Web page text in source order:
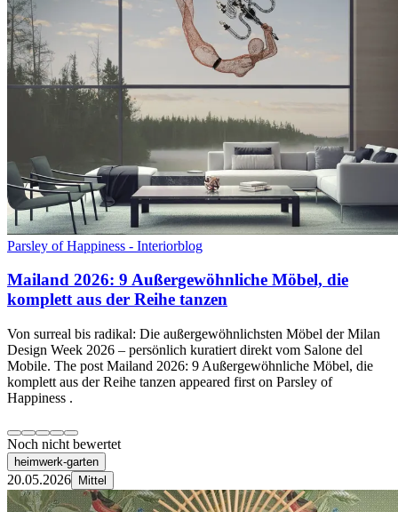
Parsley of Happiness - Interiorblog
Mailand 2026: 9 Außergewöhnliche Möbel, die
komplett aus der Reihe tanzen
Von surreal bis radikal: Die außergewöhnlichsten Möbel der Milan
Design Week 2026 – persönlich kuratiert direkt vom Salone del
Mobile. The post Mailand 2026: 9 Außergewöhnliche Möbel, die
komplett aus der Reihe tanzen appeared first on Parsley of
Happiness .
Noch nicht bewertet
heimwerk-garten
20.05.2026 Mittel